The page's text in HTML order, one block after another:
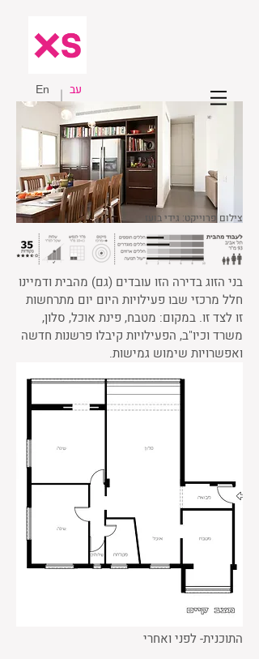
En עב
צילום פרוייקט: גידי בועז
בני הזוג בדירה הזו עובדים (גם) מהבית ודמיינו
חלל מרכזי שבו פעילויות היום יום מתרחשות
זו לצד זו. במקום: מטבח, פינת אוכל, סלון,
משרד וכיו"ב, הפעילויות קיבלו פרשנות חדשה
ואפשרויות שימוש גמישות.
התוכנית- לפני ואחרי